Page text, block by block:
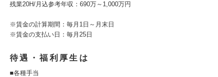
残業20H/月込参考年収：690万～1,000万円
※賃金の計算期間：毎月1日～月末日
※賃金の支払い日：毎月25日
待遇・福利厚生は
■各種手当